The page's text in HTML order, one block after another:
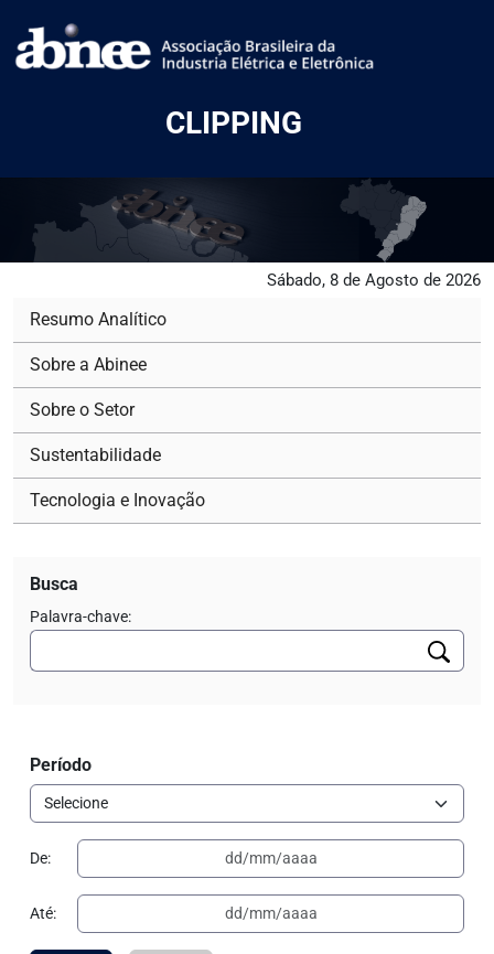
CLIPPING
Sábado, 8 de Agosto de 2026
Resumo Analítico
Sobre a Abinee
Sobre o Setor
Sustentabilidade
Tecnologia e Inovação
Busca
Palavra-chave:
Período
De:
Até: